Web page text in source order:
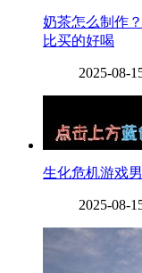
奶茶怎么制作
比买的好喝
2025-08-
生化危机游戏
2025-08-